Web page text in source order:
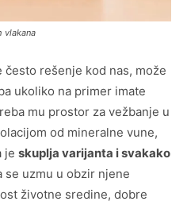
vlakana
rešenje kod nas, može
ukoliko na primer imate
mu prostor za vežbanje u
od mineralne vune,
je skuplja varijanta i svakako
se uzmu u obzir njene
životne sredine, dobre